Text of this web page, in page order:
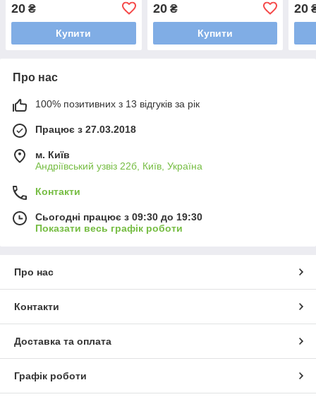
20 ₴
Купити
20₴
Купити
20
Про нас
100% позитивних з 13 відгуків за рік
Працює з 27.03.2018
м. Київ
Андріївський узвіз 22б, Київ, Україна
Контакти
Сьогодні працює з 09:30 до 19:30
Показати весь графік роботи
Про нас
Контакти
Доставка та оплата
Графік роботи